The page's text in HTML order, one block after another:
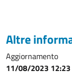
Altre
Aggiornamento
11/08/2023 12:23